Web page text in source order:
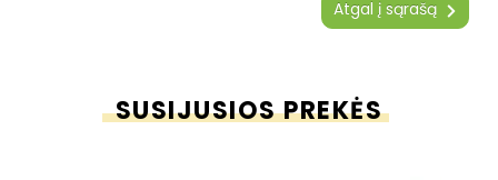
Atgal į sąrašą
SUSIJUSIOS PREKĖS